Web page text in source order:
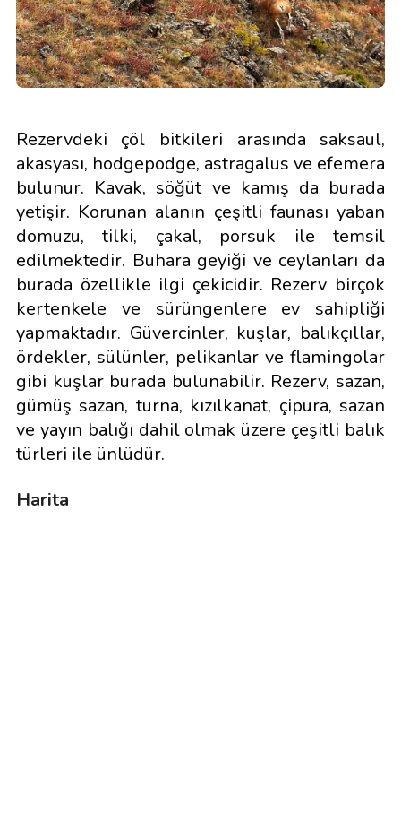
Rezervdeki çöl bitkileri arasında saksaul,
akasyası, hodgepodge, astragalus ve efemera
bulunur. Kavak, söğüt ve kamış da burada
yetişir. Korunan alanın çeşitli faunası yaban
domuzu, tilki, çakal, porsuk ile temsil
edilmektedir. Buhara geyiği ve ceylanları da
burada özellikle ilgi çekicidir. Rezerv birçok
kertenkele ve sürüngenlere ev sahipliği
yapmaktadır. Güvercinler, kuşlar, balıkçıllar,
ördekler, sülünler, pelikanlar ve flamingolar
gibi kuşlar burada bulunabilir. Rezerv, sazan,
gümüş sazan, turna, kızılkanat, çipura, sazan
ve yayın balığı dahil olmak üzere çeşitli balık
türleri ile ünlüdür.
Harita